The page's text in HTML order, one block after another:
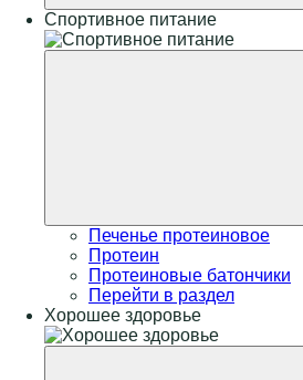
Спортивное питание
Печенье протеиновое
Протеин
Протеиновые батончики
Перейти в раздел
Хорошее здоровье